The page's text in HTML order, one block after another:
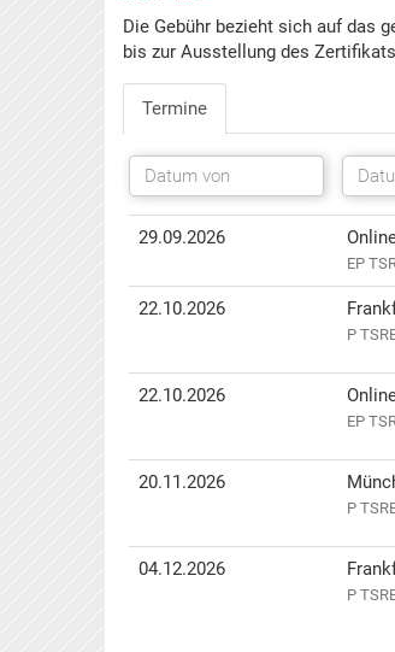
Die Gebühr bezieht sich auf das
bis zur Ausstellung des
Termine
Termin(e)
29.09.2026
EP
22.10.2026
P
22.10.2026
EP
20.11.2026
P
04.12.2026
P